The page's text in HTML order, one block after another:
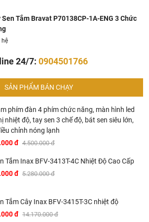
có rất nhiều
chi tiết vui lòng chat hoặc gọi điện
tư vấn chi tiết
ĐẲNG CẤP CỦA NƯỚC ĐỨC
hiệu cao cấp các sản phẩm nhà tắm
có bề dày lịch sử hơn 145 năm. Khởi
xuất gia đình tại vùng Black Forest,
triển, đến nay Bravat đã trở thành một
hiệu thiết bị vệ sinh hàng đầu thế giới.
Sen Tắm Bravat P70138CP-1A-ENG 3 Chức
hệ
24/7: 0904501766
SẢN PHẨM BÁN CHẠY
phím đàn 4 phím chức năng, màn hình led
nhiệt độ, tay sen 3 chế độ, bát sen siêu lớn,
chỉnh nóng lạnh
đ 4.500.000 đ
Tắm Inax BFV-3413T-4C Nhiệt Độ Cao Cấp
đ 5.280.000 đ
Tắm Cây Inax BFV-3415T-3C nhiệt độ
đ 14.170.000 đ